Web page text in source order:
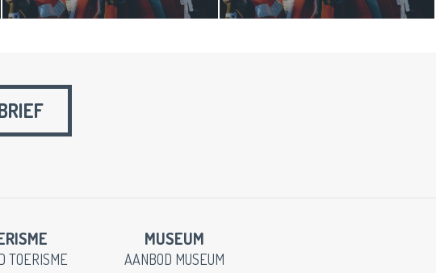
TOERISME
MUSEUM
AANBOD MUSEUM